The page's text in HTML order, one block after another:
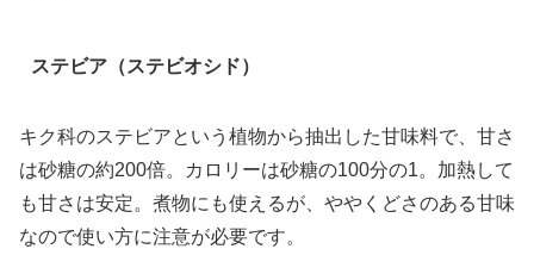
ステビア（ステビオシド）
キク科のステビアという植物から抽出した甘味料で、甘さ
は砂糖の約200倍。カロリーは砂糖の100分の1。加熱して
も甘さは安定。煮物にも使えるが、ややくどさのある甘味
なので使い方に注意が必要です。